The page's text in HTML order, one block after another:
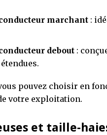
marchant :
debout :
pouvez choisir en
votre exploitation.
et taille-